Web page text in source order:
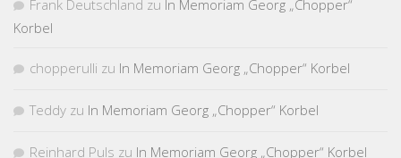
Frank Deutschland zu In Memoriam Georg „Chopper“
Korbel
chopperulli zu In Memoriam Georg „Chopper“ Korbel
Teddy zu In Memoriam Georg „Chopper“ Korbel
Reinhard Puls zu In Memoriam Georg „Chopper“ Korbel